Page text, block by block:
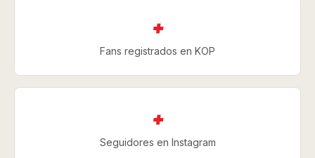
+
Fans registrados en KOP
+
Seguidores en Instagram